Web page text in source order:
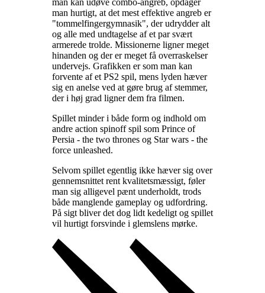
man kan udøve combo-angreb, opdager
man hurtigt, at det mest effektive angreb er
"tommelfingergymnasik", der udrydder alt
og alle med undtagelse af et par svært
armerede trolde. Missionerne ligner meget
hinanden og der er meget få overraskelser
undervejs. Grafikken er som man kan
forvente af et PS2 spil, mens lyden hæver
sig en anelse ved at gøre brug af stemmer,
der i høj grad ligner dem fra filmen.
Spillet minder i både form og indhold om
andre action spinoff spil som Prince of
Persia - the two thrones og Star wars - the
force unleashed.
Selvom spillet egentlig ikke hæver sig over
gennemsnittet rent kvalitetsmæssigt, føler
man sig alligevel pænt underholdt, trods
både manglende gameplay og udfordring.
På sigt bliver det dog lidt kedeligt og spillet
vil hurtigt forsvinde i glemslens mørke.